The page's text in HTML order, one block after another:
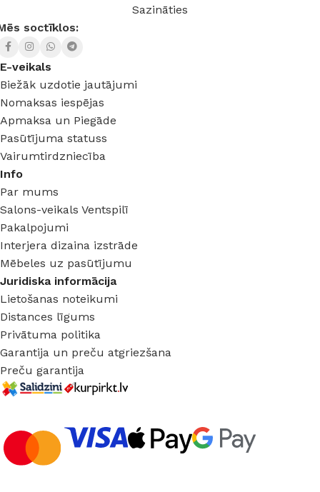
Sazināties
soctīklos:
E-veikals
Biežāk uzdotie jautājumi
Nomaksas iespējas
Apmaksa un Piegāde
Pasūtījuma statuss
Vairumtirdzniecība
Info
Par mums
Salons-veikals Ventspilī
Pakalpojumi
Interjera dizaina izstrāde
Mēbeles uz pasūtījumu
Juridiska informācija
Lietošanas noteikumi
Distances līgums
Privātuma politika
Garantija un preču atgriezšana
Preču garantija